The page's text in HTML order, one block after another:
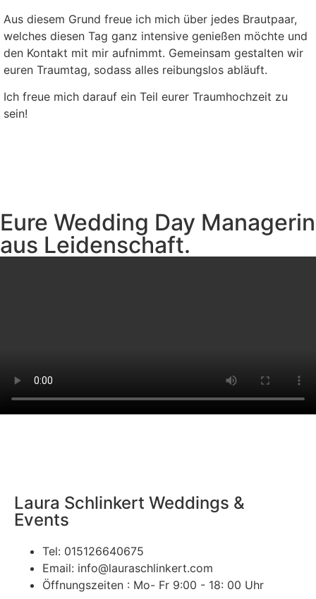
Aus diesem Grund freue ich mich über jedes Brautpaar,
welches diesen Tag ganz intensive genießen möchte und
den Kontakt mit mir aufnimmt. Gemeinsam gestalten wir
euren Traumtag, sodass alles reibungslos abläuft.
Ich freue mich darauf ein Teil eurer Traumhochzeit zu
sein!
Eure Wedding Day Managerin
aus Leidenschaft.
Laura Schlinkert Weddings &
Events
Tel: 015126640675
Email: info@lauraschlinkert.com
Öffnungszeiten : Mo- Fr 9:00 - 18: 00 Uhr